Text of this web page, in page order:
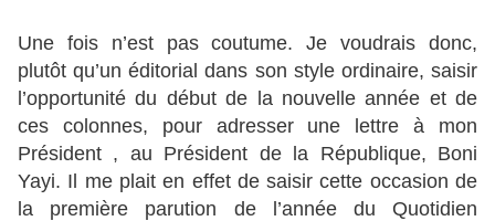
Une fois n’est pas coutume. Je voudrais donc,
plutôt qu’un éditorial dans son style ordinaire, saisir
l’opportunité du début de la nouvelle année et de
ces colonnes, pour adresser une lettre à mon
Président , au Président de la République, Boni
Yayi. Il me plait en effet de saisir cette occasion de
la première parution de l’année du Quotidien